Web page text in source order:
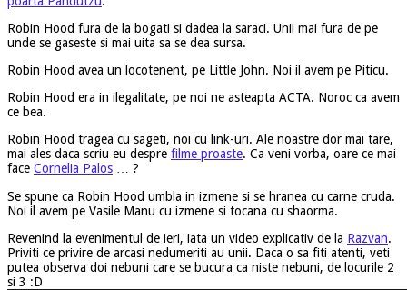
Robin Hood fura de la bogati si dadea la saraci. Unii mai fura de pe
unde se gaseste si mai uita sa se dea sursa.
Robin Hood avea un locotenent, pe Little John. Noi il avem pe Piticu.
Robin Hood era in ilegalitate, pe noi ne asteapta ACTA. Noroc ca avem
ce bea.
Robin Hood tragea cu sageti, noi cu link-uri. Ale noastre dor mai tare,
mai ales daca scriu eu despre filme proaste. Ca veni vorba, oare ce mai
face Cornelia Palos … ?
Se spune ca Robin Hood umbla in izmene si se hranea cu carne cruda.
Noi il avem pe Vasile Manu cu izmene si tocana cu shaorma.
Revenind la evenimentul de ieri, iata un video explicativ de la Razvan.
Priviti ce privire de arcasi nedumeriti au unii. Daca o sa fiti atenti, veti
putea observa doi nebuni care se bucura ca niste nebuni, de locurile 2
si 3 :D